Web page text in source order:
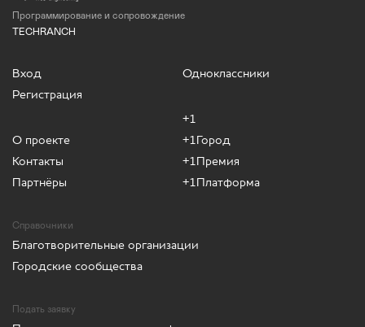
Программирование и сопровождение
TECHRANCH
Вход
Регистрация
О проекте
Контакты
Партнёры
Одноклассники
+1
+1Город
+1Премия
+1Платформа
Справочники
Благотворительные организации
Городские сообщества
Подать заявку